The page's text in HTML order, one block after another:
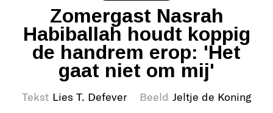
Zomergast Nasrah
Habiballah houdt koppig
de handrem erop: 'Het
gaat niet om mij'
Tekst Lies T. Defever Beeld Jeltje de Koning